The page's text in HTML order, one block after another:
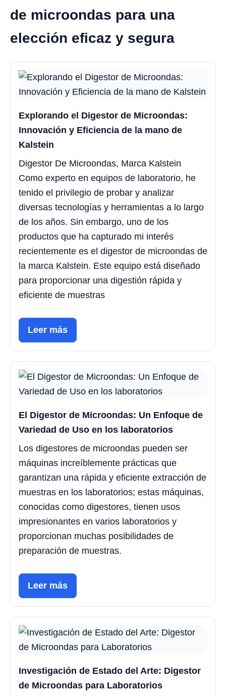
de microondas para una
elección eficaz y segura
Explorando el Digestor de Microondas:
Innovación y Eficiencia de la mano de
Kalstein
Digestor De Microondas, Marca Kalstein
Como experto en equipos de laboratorio, he
tenido el privilegio de probar y analizar
diversas tecnologías y herramientas a lo largo
de los años. Sin embargo, uno de los
productos que ha capturado mi interés
recientemente es el digestor de microondas de
la marca Kalstein. Este equipo está diseñado
para proporcionar una digestión rápida y
eficiente de muestras
Leer más
El Digestor de Microondas: Un Enfoque de
Variedad de Uso en los laboratorios
Los digestores de microondas pueden ser
máquinas increíblemente prácticas que
garantizan una rápida y eficiente extracción de
muestras en los laboratorios; estas máquinas,
conocidas como digestores, tienen usos
impresionantes en varios laboratorios y
proporcionan muchas posibilidades de
preparación de muestras.
Leer más
Investigación de Estado del Arte: Digestor
de Microondas para Laboratorios